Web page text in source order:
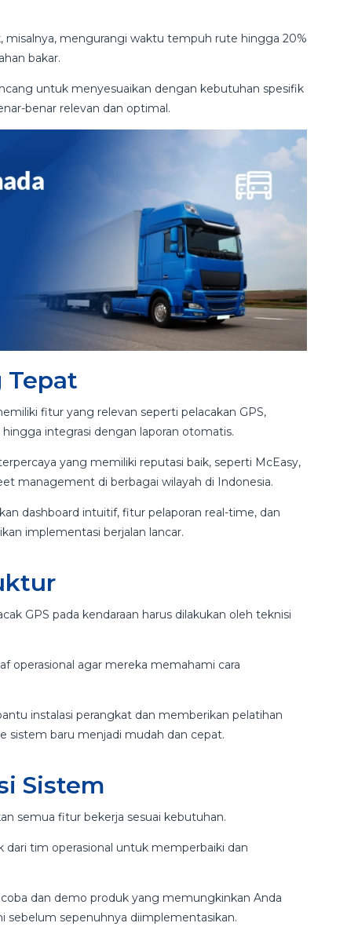
misalnya, mengurangi waktu tempuh rute hingga 20%
bakar.
untuk menyesuaikan dengan kebutuhan spesifik
benar relevan dan optimal.
Tepat
fitur yang relevan seperti pelacakan GPS,
integrasi dengan laporan otomatis.
yang memiliki reputasi baik, seperti McEasy,
management di berbagai wilayah di Indonesia.
dashboard intuitif, fitur pelaporan real-time, dan
implementasi berjalan lancar.
GPS pada kendaraan harus dilakukan oleh teknisi
operasional agar mereka memahami cara
instalasi perangkat dan memberikan pelatihan
sistem baru menjadi mudah dan cepat.
Sistem
semua fitur bekerja sesuai kebutuhan.
dari tim operasional untuk memperbaiki dan
dan demo produk yang memungkinkan Anda
sebelum sepenuhnya diimplementasikan.